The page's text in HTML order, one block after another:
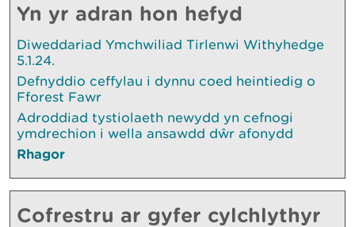
Yn yr adran hon hefyd
Diweddariad Ymchwiliad Tirlenwi Withyhedge
5.1.24.
Defnyddio ceffylau i dynnu coed heintiedig o
Fforest Fawr
Adroddiad tystiolaeth newydd yn cefnogi
ymdrechion i wella ansawdd dŵr afonydd
Rhagor
Cofrestru ar gyfer cylchlythyr